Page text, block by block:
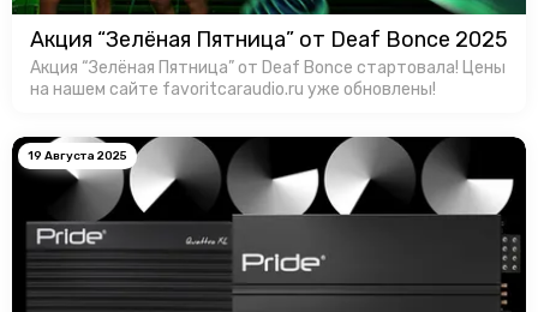
Акция “Зелёная Пятница” от Deaf Bonce 2025
Акция “Зелёная Пятница” от Deaf Bonce стартовала! Цены
на нашем сайте favoritcaraudio.ru уже обновлены!
19 Августа 2025